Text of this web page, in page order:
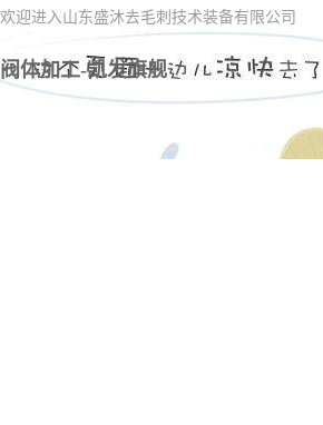
欢迎进入山东盛沐去毛刺技术装备有限公司
阀体加工-凯发旗舰